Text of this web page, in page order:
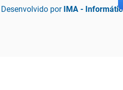
Desenvolvido por IMA -